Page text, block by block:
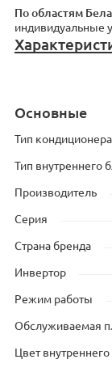
По областям
индивидуальные
Основные
Тип кондиционера
Тип внутреннего
Производитель
Серия
Страна бренда
Инвертор
Режим работы
Обслуживаемая
Цвет